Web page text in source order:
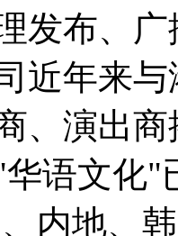
发布、
近年来
、演出
语文化"
内地、